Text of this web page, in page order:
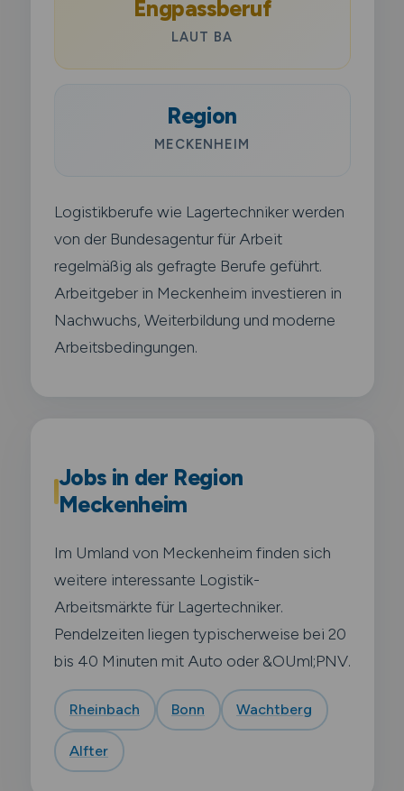
Engpassberuf
LAUT BA
Region
MECKENHEIM
Logistikberufe wie Lagertechniker werden
von der Bundesagentur für Arbeit
regelmäßig als gefragte Berufe geführt.
Arbeitgeber in Meckenheim investieren in
Nachwuchs, Weiterbildung und moderne
Arbeitsbedingungen.
Jobs in der Region
Meckenheim
Im Umland von Meckenheim finden sich
weitere interessante Logistik-
Arbeitsmärkte für Lagertechniker.
Pendelzeiten liegen typischerweise bei 20
bis 40 Minuten mit Auto oder &OUml;PNV.
Rheinbach Bonn Wachtberg
Alfter